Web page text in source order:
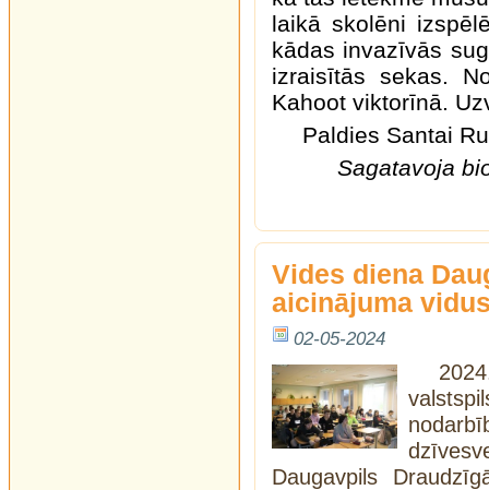
laikā skolēni
kādas invazīvās
izraisītās sekas.
Kahoot viktorīnā.
Paldies Santai
Sagatavoja
Vides diena
aicinājuma
02-05-2024
Daugavpils